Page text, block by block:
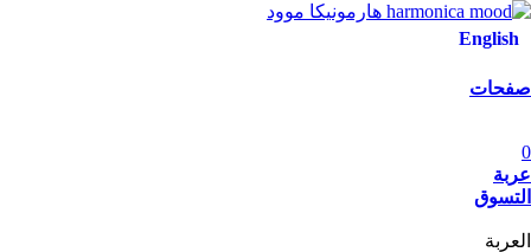
English
صفحات
0
عربة
التسوق
العربة